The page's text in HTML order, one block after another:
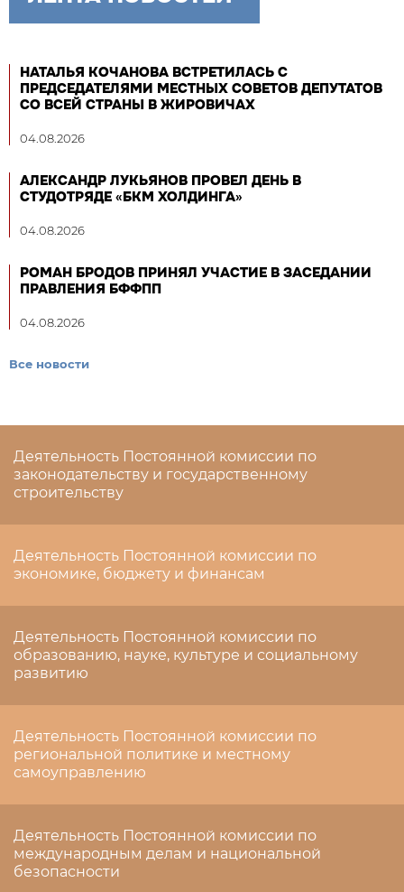
НАТАЛЬЯ КОЧАНОВА ВСТРЕТИЛАСЬ С
ПРЕДСЕДАТЕЛЯМИ МЕСТНЫХ СОВЕТОВ ДЕПУТАТОВ
СО ВСЕЙ СТРАНЫ В ЖИРОВИЧАХ
04.08.2026
АЛЕКСАНДР ЛУКЬЯНОВ ПРОВЕЛ ДЕНЬ В
СТУДОТРЯДЕ «БКМ ХОЛДИНГА»
04.08.2026
РОМАН БРОДОВ ПРИНЯЛ УЧАСТИЕ В ЗАСЕДАНИИ
ПРАВЛЕНИЯ БФФПП
04.08.2026
Все новости
Деятельность Постоянной комиссии по
законодательству и государственному
строительству
Деятельность Постоянной комиссии по
экономике, бюджету и финансам
Деятельность Постоянной комиссии по
образованию, науке, культуре и социальному
развитию
Деятельность Постоянной комиссии по
региональной политике и местному
самоуправлению
Деятельность Постоянной комиссии по
международным делам и национальной
безопасности